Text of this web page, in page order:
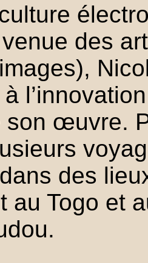
des
son œuvre.
des
au Togo et